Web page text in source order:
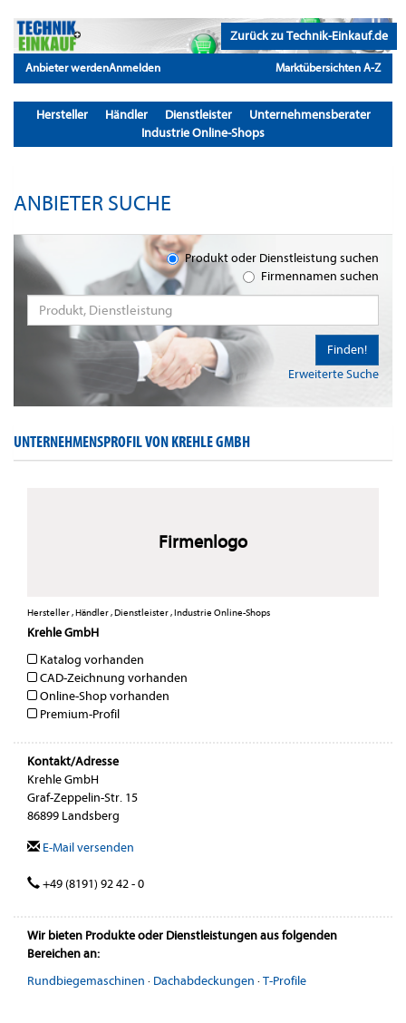
Zurück zu Technik-Einkauf.de
Anbieter werdenAnmelden Marktübersichten A-Z
Hersteller Händler Dienstleister
Unternehmensberater
Industrie Online-Shops
ANBIETER SUCHE
Produkt oder Dienstleistung suchen
Firmennamen suchen
Erweiterte Suche
Finden!
UNTERNEHMENSPROFIL VON KREHLE GMBH
Firmenlogo
Hersteller , Händler , Dienstleister , Industrie Online-Shops
Krehle GmbH
Katalog vorhanden
CAD-Zeichnung vorhanden
Online-Shop vorhanden
Premium-Profil
Kontakt/Adresse
Krehle GmbH
Graf-Zeppelin-Str. 15
86899 Landsberg
E-Mail versenden
+49 (8191) 92 42 - 0
Wir bieten Produkte oder Dienstleistungen aus folgenden
Bereichen an:
Rundbiegemaschinen · Dachabdeckungen ·T-Profile